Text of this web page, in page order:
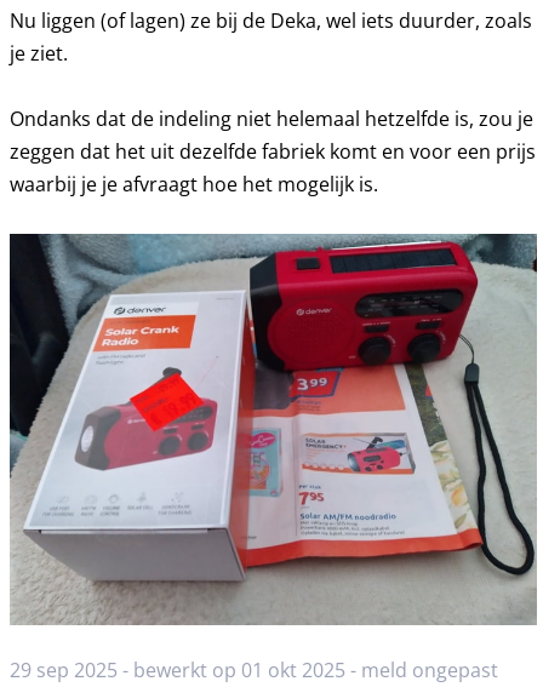
Nu liggen (of lagen) ze bij de Deka, wel iets duurder, zoals
je ziet.
Ondanks dat de indeling niet helemaal hetzelfde is, zou je
zeggen dat het uit dezelfde fabriek komt en voor een prijs
waarbij je je afvraagt hoe het mogelijk is.
29 sep 2025 - bewerkt op 01 okt 2025 - meld ongepast